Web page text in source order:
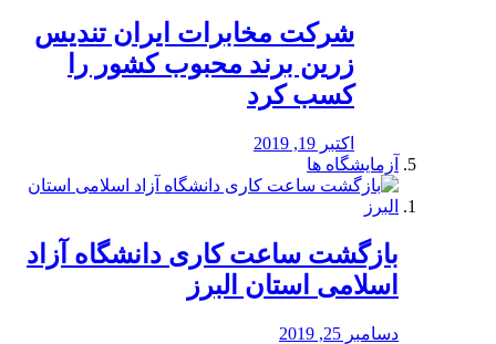
شرکت مخابرات ایران تندیس
زرین برند محبوب کشور را
کسب کرد
اکتبر 19, 2019
آزمایشگاه ها
بازگشت ساعت کاری دانشگاه آزاد
اسلامی استان البرز
دسامبر 25, 2019